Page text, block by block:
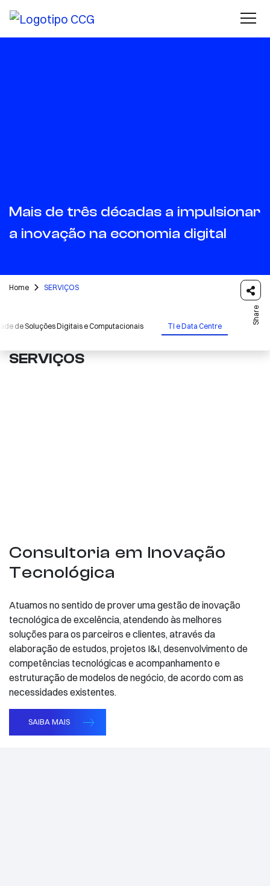
Mais de três décadas a impulsionar
a inovação na economia digital
Home SERVIÇOS
Share
de Soluções Digitais e Computacionais TI e Data Centre
SERVIÇOS
Consultoria em Inovação
Tecnológica
Atuamos no sentido de prover uma gestão de inovação
tecnológica de excelência, atendendo às melhores
soluções para os parceiros e clientes, através da
elaboração de estudos, projetos I&I, desenvolvimento de
competências tecnológicas e acompanhamento e
estruturação de modelos de negócio, de acordo com as
necessidades existentes.
SAIBA MAIS